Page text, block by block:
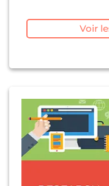
Voir